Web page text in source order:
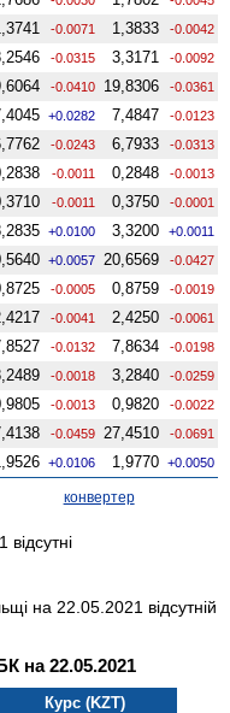
-0.0071 1,3833 -0.0042
-0.0315 3,3171 -0.0092
-0.0410 19,8306 -0.0361
+0.0282 7,4847 -0.0123
-0.0243 6,7933 -0.0313
-0.0011 0,2848 -0.0013
-0.0011 0,3750 -0.0001
+0.0100 3,3200 +0.0011
+0.0057 20,6569 -0.0427
-0.0005 0,8759 -0.0019
-0.0041 2,4250 -0.0061
-0.0132 7,8634 -0.0198
-0.0018 3,2840 -0.0259
-0.0013 0,9820 -0.0022
-0.0459 27,4510 -0.0691
+0.0106 1,9770 +0.0050
конвертер
на 22.05.2021 відсутній
на 22.05.2021
Курс (KZT)